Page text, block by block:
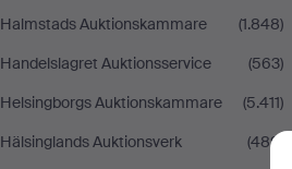
Halmstads Auktionskammare
(1.848)
Handelslagret Auktionsservice
(563)
Helsingborgs Auktionskammare
(5.411)
Hälsinglands Auktionsverk
(489)